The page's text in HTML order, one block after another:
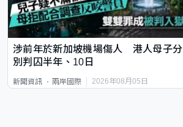
涉前年於新加坡機場傷人 港人母子分
別判囚半年、10日
新聞資訊 兩岸國際 2026年08月05日